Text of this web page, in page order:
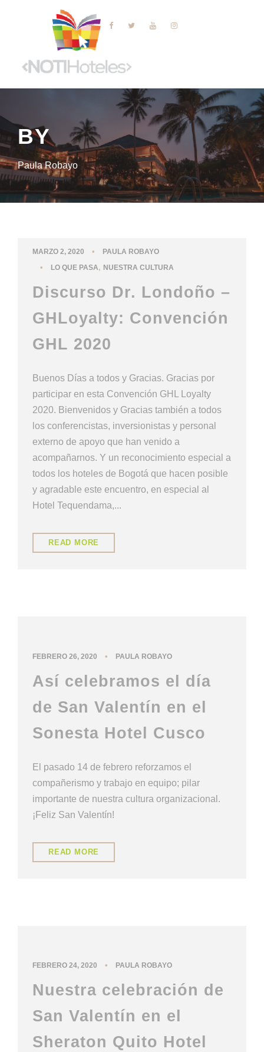
BY
Paula Robayo
MARZO 2, 2020 • PAULA ROBAYO
• LO QUE PASA, NUESTRA CULTURA
Discurso Dr. Londoño –
GHLoyalty: Convención
GHL 2020
Buenos Días a todos y Gracias. Gracias por
participar en esta Convención GHL Loyalty
2020. Bienvenidos y Gracias también a todos
los conferencistas, inversionistas y personal
externo de apoyo que han venido a
acompañarnos. Y un reconocimiento especial a
todos los hoteles de Bogotá que hacen posible
y agradable este encuentro, en especial al
Hotel Tequendama,...
READ MORE
FEBRERO 26, 2020 • PAULA ROBAYO
Así celebramos el día
de San Valentín en el
Sonesta Hotel Cusco
El pasado 14 de febrero reforzamos el
compañerismo y trabajo en equipo; pilar
importante de nuestra cultura organizacional.
¡Feliz San Valentín!
READ MORE
FEBRERO 24, 2020 • PAULA ROBAYO
Nuestra celebración de
San Valentín en el
Sheraton Quito Hotel